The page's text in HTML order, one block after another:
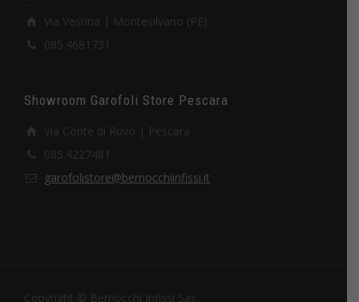
Via Vestina | Montesilvano (PE)
085.4681731
Showroom Garofoli Store Pescara
Via Conte di Ruvo | Pescara
085.4227481
garofolistore@bernocchiinfissi.it
Copyright © Bernocchi Infissi Sas